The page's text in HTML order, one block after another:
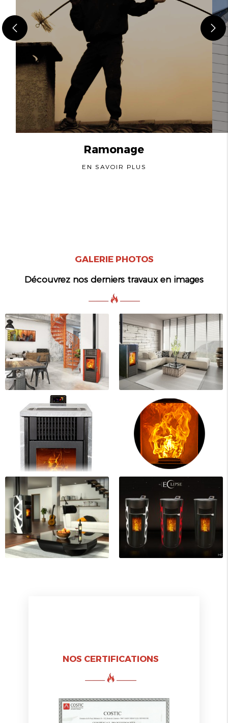
Ramonage
EN SAVOIR PLUS
GALERIE PHOTOS
Découvrez nos derniers travaux en images
NOS CERTIFICATIONS